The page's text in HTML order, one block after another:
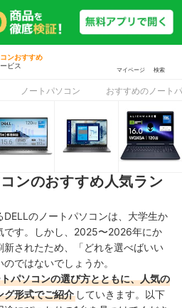
ンおすすめ
ビス
マイページ 検索
ノートパソコン おすすめのノート
ンのおすすめ人気ラン
のノートパソコンは、大学生か
です。しかし、2025〜2026年にか
されたため、「どれを選べばいい
ではないでしょうか。
パソコンの選び方とともに、人気の
グ形式でご紹介 していきます。以下